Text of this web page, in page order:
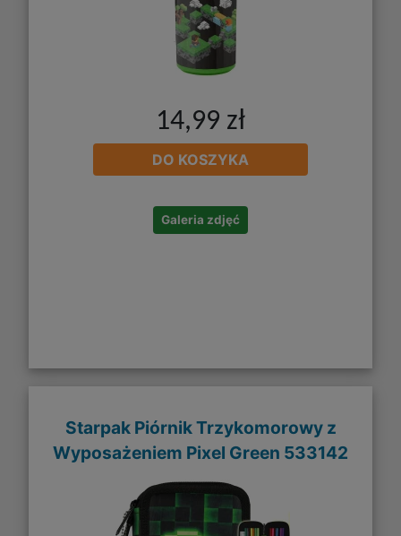
14,99 zł
DO KOSZYKA
Galeria zdjęć
Starpak Piórnik Trzykomorowy z
Wyposażeniem Pixel Green 533142